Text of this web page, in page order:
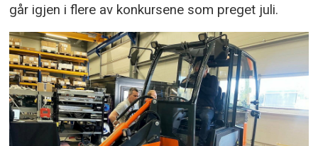
går igjen i flere av konkursene som preget juli.